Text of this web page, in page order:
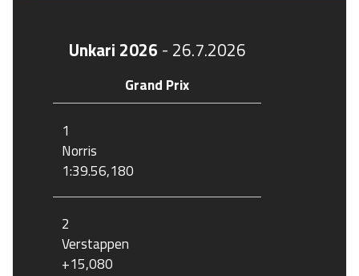
Unkari 2026 - 26.7.2026
Grand Prix
1
Norris
1:39.56,180
2
Verstappen
+15,080